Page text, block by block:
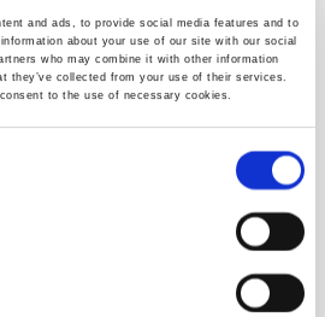
and ads, to provide social media features and to
about your use of our site with our social
who may combine it with other information
they’ve collected from your use of their services.
to the use of necessary cookies.
Stara godina